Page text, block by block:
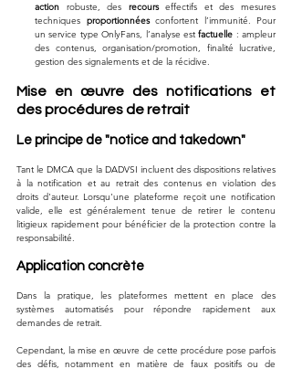
action robuste, des recours effectifs et des mesures
techniques proportionnées confortent l’immunité. Pour
un service type OnlyFans, l’analyse est factuelle : ampleur
des contenus, organisation/promotion, finalité lucrative,
gestion des signalements et de la récidive.
Mise en œuvre des notifications et
des procédures de retrait
Le principe de "notice and takedown"
Tant le DMCA que la DADVSI incluent des dispositions relatives
à la notification et au retrait des contenus en violation des
droits d'auteur. Lorsqu'une plateforme reçoit une notification
valide, elle est généralement tenue de retirer le contenu
litigieux rapidement pour bénéficier de la protection contre la
responsabilité.
Application concrète
Dans la pratique, les plateformes mettent en place des
systèmes automatisés pour répondre rapidement aux
demandes de retrait.
Cependant, la mise en œuvre de cette procédure pose parfois
des défis, notamment en matière de faux positifs ou de